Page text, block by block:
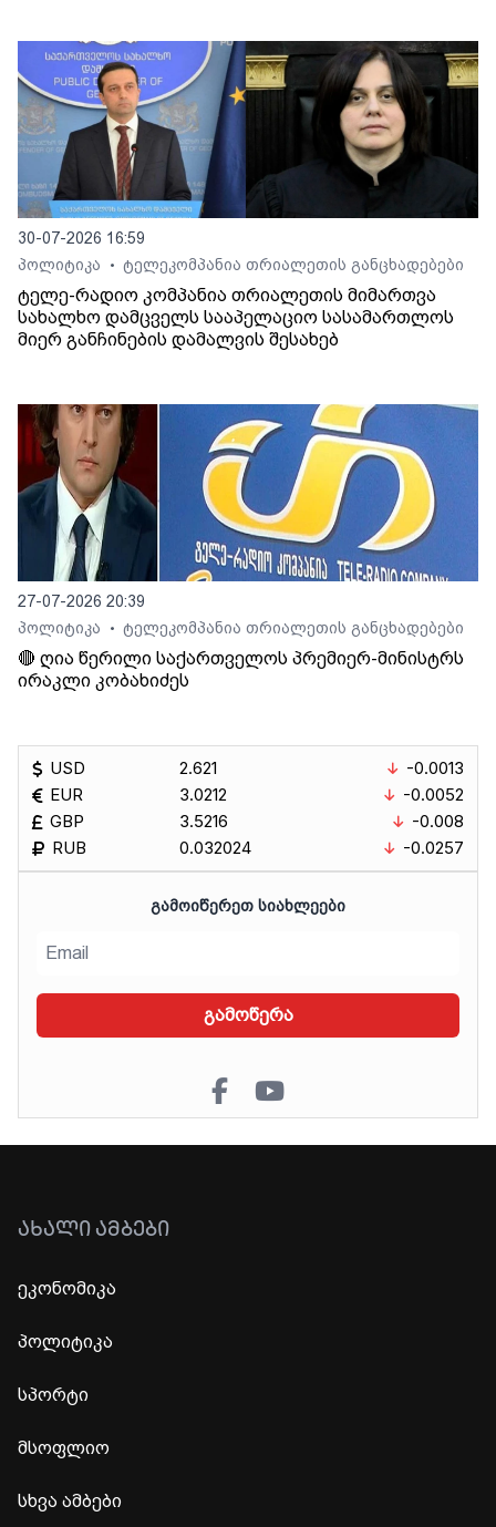
30-07-2026 16:59
პოლიტიკა
• ტელეკომპანია თრიალეთის განცხადებები
ტელე-რადიო კომპანია თრიალეთის მიმართვა
სახალხო დამცველს სააპელაციო სასამართლოს
მიერ განჩინების დამალვის შესახებ
27-07-2026 20:39
პოლიტიკა
• ტელეკომპანია თრიალეთის განცხადებები
🔴 ღია წერილი საქართველოს პრემიერ-მინისტრს
ირაკლი კობახიძეს
USD
EUR
GBP
RUB
2.621
3.0212
3.5216
0.032024
-0.0013
-0.0052
-0.008
-0.0257
ᲒᲐᲛᲝᲘᲬᲔᲠᲔᲗ ᲡᲘᲐᲮᲚᲔᲔᲑᲘ
გამოწერა
ᲐᲮᲐᲚᲘ ᲐᲛᲑᲔᲑᲘ
ეკონომიკა
პოლიტიკა
სპორტი
მსოფლიო
სხვა ამბები